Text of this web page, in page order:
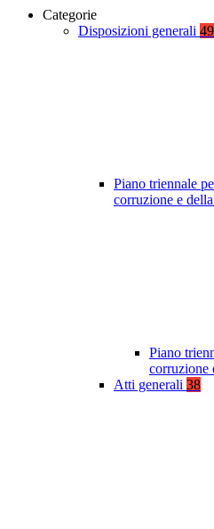
Categorie
Disposizioni generali 49
Piano triennale
corruzione e
Piano
corruzione
Atti generali 38